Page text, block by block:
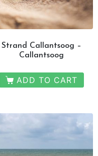
Strand Callantsoog –
Callantsoog
ADD TO CART